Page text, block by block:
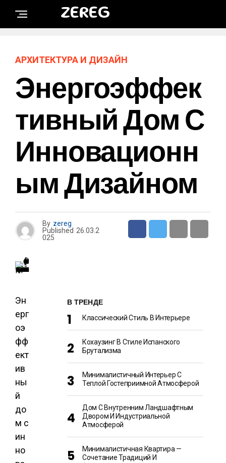
ZEREG
АРХИТЕКТУРА И ДИЗАЙН
Энергоэффек
Тивный Дом С
Инновационн
Ым Дизайном
By zereg
Published 26.03.2
025
Эн
ерг
оэ
фф
ект
ив
ны
й
до
м с
ин
но
В ТРЕНДЕ
Классический Стиль В Интерьере
Кохаузинг В Стиле Испанского
Брутализма
Минималистичный Интерьер С
Теплой Гостеприимной Атмосферой
Дом С Внутренним Ландшафтным
Двором И Индустриальной
Атмосферой
Минималистичная Квартира —
Сочетание Традиций И